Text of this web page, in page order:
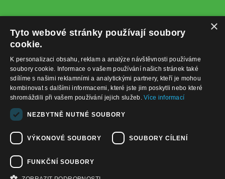
+420732122225
obchod@baterie-nabijecka.cz
Navigace
Úvodní strana
×
Tyto webové stránky používají soubory
cookie.
K personalizaci obsahu, reklam a analýze návštěvnosti používáme
soubory cookie. Informace o vašem používání našich stránek také
sdílíme s našimi reklamními a analytickými partnery, kteří je mohou
kombinovat s dalšími informacemi, které jste jim poskytli nebo které
shromáždili při vašem používání jejich služeb.Více informací
NEZBYTNĚ NUTNÉ SOUBORY
VÝKONOVÉ SOUBORY SOUBORY CÍLENÍ
FUNKČNÍ SOUBORY